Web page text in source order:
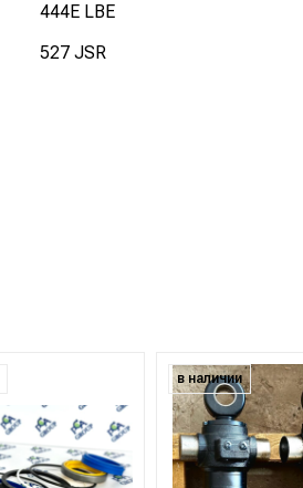
444E LBE
527 JSR
в наличии